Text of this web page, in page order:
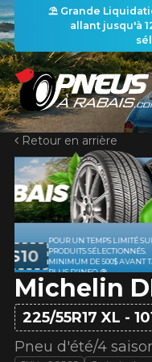
⛱️ Grande
allant jusqu'à
ACCUEIL
PNEUS
RECHERCHE
Rechercher par
Par
Recherche par dimensions
ROUES
RECHERCHE
Par véhicule
ENSEMBLES
RECHERCHE
PROMOTIONS
Retour en arrière
Michelin
225/55R17 XL -
Pneu d'été/4
CODE PROMO